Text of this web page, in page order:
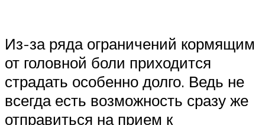
Из-за ряда ограничений кормящим
от головной боли приходится
страдать особенно долго. Ведь не
всегда есть возможность сразу же
отправиться на прием к